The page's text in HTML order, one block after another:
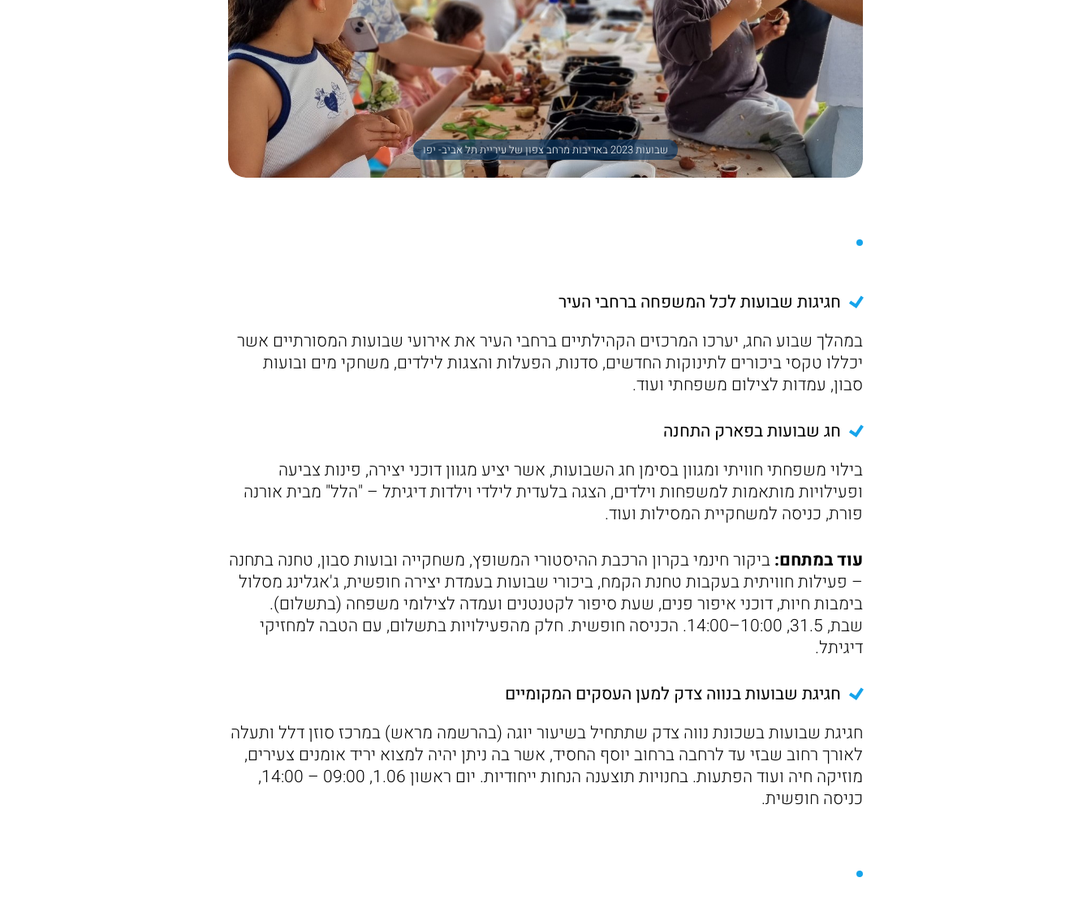
שבועות 2023 באדיבות מרחב צפון של עיריית תל אביב- יפו
חגיגות שבועות לכל המשפחה ברחבי העיר
במהלך שבוע החג, יערכו המרכזים הקהילתיים ברחבי העיר את אירועי שבועות המסורתיים אשר
יכללו טקסי ביכורים לתינוקות החדשים, סדנות, הפעלות והצגות לילדים, משחקי מים ובועות
סבון, עמדות לצילום משפחתי ועוד.
חג שבועות בפארק התחנה
בילוי משפחתי חוויתי ומגוון בסימן חג השבועות, אשר יציע מגוון דוכני יצירה, פינות צביעה
ופעילויות מותאמות למשפחות וילדים, הצגה בלעדית לילדי וילדות דיגיתל – "הלל" מבית אורנה
פורת, כניסה למשחקיית המסילות ועוד.
עוד במתחם:ביקור חינמי בקרון הרכבת ההיסטורי המשופץ, משחקייה ובועות סבון, טחנה בתחנה
– פעילות חוויתית בעקבות טחנת הקמח, ביכורי שבועות בעמדת יצירה חופשית, ג'אגלינג מסלול
בימבות חיות, דוכני איפור פנים, שעת סיפור לקטנטנים ועמדה לצילומי משפחה (בתשלום).
שבת, 31.5, 10:00–14:00. הכניסה חופשית. חלק מהפעילויות בתשלום, עם הטבה למחזיקי
דיגיתל.
חגיגת שבועות בנווה צדק למען העסקים המקומיים
חגיגת שבועות בשכונת נווה צדק שתתחיל בשיעור יוגה (בהרשמה מראש) במרכז סוזן דלל ותעלה
לאורך רחוב שבזי עד לרחבה ברחוב יוסף החסיד, אשר בה ניתן יהיה למצוא יריד אומנים צעירים,
מוזיקה חיה ועוד הפתעות. בחנויות תוצענה הנחות ייחודיות. יום ראשון 1.06, 09:00 – 14:00,
כניסה חופשית.